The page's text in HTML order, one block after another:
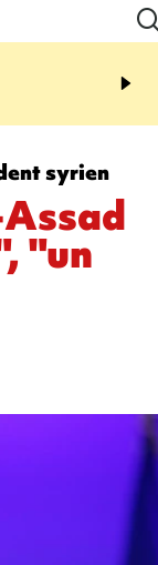
Turquie scellent un
syrien
"un